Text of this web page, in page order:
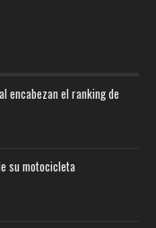
encabezan el ranking de
su motocicleta